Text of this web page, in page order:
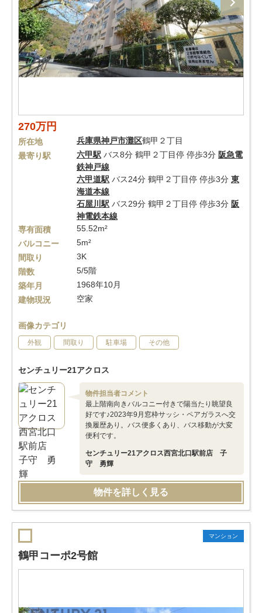
270万円
所在地 兵庫県神戸市灘区鶴甲２丁目
最寄り駅
六甲駅 バス8分 鶴甲２丁目停 停歩3分 阪急電
鉄神戸線
六甲道駅 バス24分 鶴甲２丁目停 停歩3分 東
海道本線
石屋川駅 バス29分 鶴甲２丁目停 停歩3分 阪
神電鉄本線
専有面積
55.52m²
バルコニー
5m²
間取り
3K
階数
5/5階
築年月
1968年10月
建物現況
空家
画像カテゴリ
外観 間取り 駐車場 その他
センチュリー21アクロス
物件担当者コメント
最上階南向きバルコニー付きで陽当たり眺望良
好です♪2023年9月窓枠サッシ・ペアガラスへ交
換履歴あり。バス便多くあり、バス移動が大変
便利です。
センチュリー21アクロス西宮北口駅前店 子
守 勇輝
物件を詳しく見る
マンション
鶴甲コーポ2号館